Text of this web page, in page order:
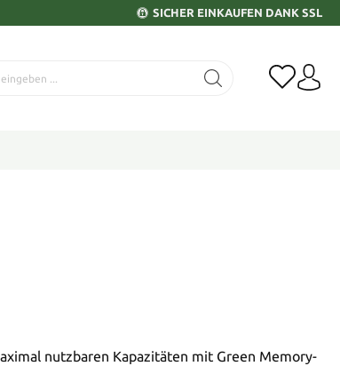
SICHER EINKAUFEN DANK SSL
nutzbaren Kapazitäten mit Green Memory-